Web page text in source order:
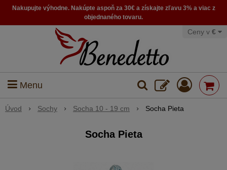
Nakupujte výhodne. Nakúpte aspoň za 30€ a získajte zľavu 3% a viac z
objednaného tovaru.
Menu
Ceny v €
Úvod Sochy Socha 10 - 19 cm Socha Pieta
Socha Pieta